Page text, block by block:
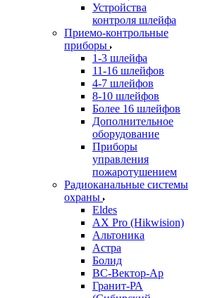
Устройства
контроля шлейфа
Приемо-контрольные
приборы
1-3 шлейфа
11-16 шлейфов
4-7 шлейфов
8-10 шлейфов
Более 16 шлейфов
Дополнительное
оборудование
Приборы
управления
пожаротушением
Радиоканальные системы
охраны
Eldes
AX Pro (Hikwision)
Альтоника
Астра
Болид
ВС-Вектор-Ар
Гранит-РА